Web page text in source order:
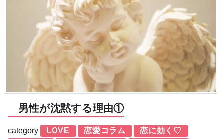
男性が沈黙する理由①
category LOVE 恋愛コラム
恋に効く♡